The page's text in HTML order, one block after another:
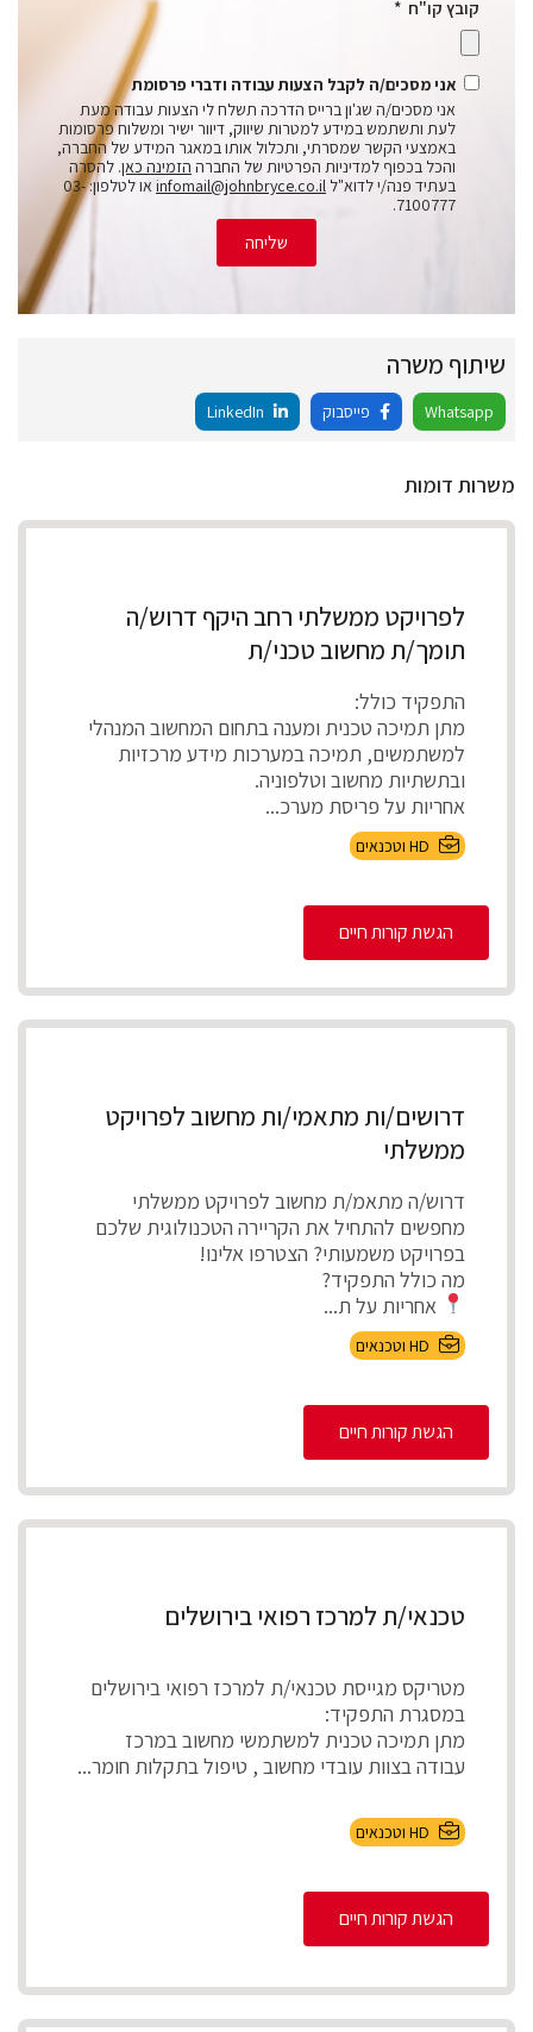
קובץ קו"ח
אני מסכים/ה לקבל הצעות עבודה ודברי פרסומת
אני מסכים/ה שג'ון ברייס הדרכה תשלח לי הצעות עבודה מעת
לעת ותשתמש במידע למטרות שיווק, דיוור ישיר ומשלוח פרסומות
באמצעי הקשר שמסרתי, ותכלול אותו במאגר המידע של החברה,
והכל בכפוף למדיניות הפרטיות של החברה הזמינה כאן. להסרה
בעתיד פנה/י לדוא"ל infomail@johnbryce.co.il
או לטלפון: 03-
7100777.
שליחה
שיתוף משרה
Whatsapp פייסבוק
משרות דומות
לפרויקט ממשלתי רחב היקף דרוש/ה
תומך/ת מחשוב טכני/ת
התפקיד כולל:
מתן תמיכה טכנית ומענה בתחום המחשוב המנהלי
למשתמשים, תמיכה במערכות מידע מרכזיות
ובתשתיות מחשוב וטלפוניה.
אחריות על פריסת מערכ...
HD וטכנאים
הגשת קורות חיים
דרושים/ות מתאמי/ות מחשוב לפרויקט
ממשלתי
דרוש/ה מתאמ/ת מחשוב לפרויקט ממשלתי
מחפשים להתחיל את הקריירה הטכנולוגית שלכם
בפרויקט משמעותי? הצטרפו אלינו!
מה כולל התפקיד?
אחריות על ת...
HD וטכנאים
הגשת קורות חיים
טכנאי/ת למרכז רפואי בירושלים
מטריקס מגייסת טכנאי/ת למרכז רפואי בירושלים
במסגרת התפקיד:
מתן תמיכה טכנית למשתמשי מחשוב במרכז
עבודה בצוות עובדי מחשוב , טיפול בתקלות חומר...
HD וטכנאים
הגשת קורות חיים